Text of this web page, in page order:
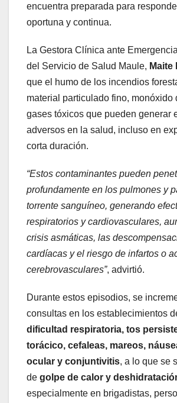
encuentra preparada para
oportuna y continua.
La Gestora Clínica ante
del Servicio de Salud Maule, Maite
que el humo de los incendios
material particulado fino, monóxido
gases tóxicos que pueden generar
adversos en la salud, incluso en
corta duración.
“Estos contaminantes pueden
profundamente en los pulmones y
torrente sanguíneo, generando
respiratorios y cardiovasculares,
crisis asmáticas, las
cardíacas y el riesgo de infartos o
cerebrovasculares”, advirtió.
Durante estos episodios, se
consultas en los establecimientos
dificultad respiratoria, tos
torácico, cefaleas, mareos,
ocular y conjuntivitis, a lo que se
de golpe de calor y
especialmente en brigadistas,